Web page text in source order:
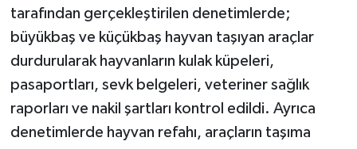
tarafından gerçekleştirilen denetimlerde;
büyükbaş ve küçükbaş hayvan taşıyan araçlar
durdurularak hayvanların kulak küpeleri,
pasaportları, sevk belgeleri, veteriner sağlık
raporları ve nakil şartları kontrol edildi. Ayrıca
denetimlerde hayvan refahı, araçların taşıma